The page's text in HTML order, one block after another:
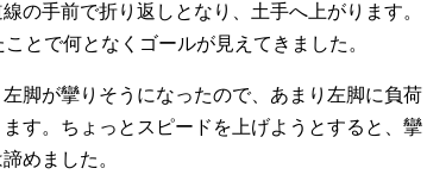
の手前で折り返しとなり、土手へ上がります。
とで何となくゴールが見えてきました。
脚が攣りそうになったので、あまり左脚に負荷
す。ちょっとスピードを上げようとすると、攣
めました。